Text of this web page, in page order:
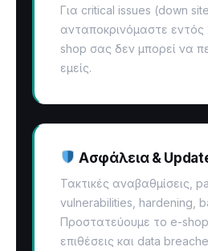
Για critical issues (down
ανταποκρινόμαστε
shop σας δεν μπορεί να
εμείς.
Ασφάλεια &
Τακτικές αναβαθμίσεις,
vulnerabilities, hardening,
Προστατεύουμε το e-
επιθέσεις και data